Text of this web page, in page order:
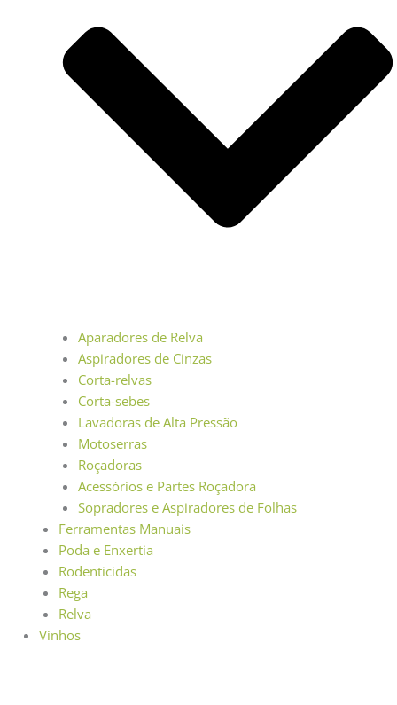
Aparadores de Relva
Aspiradores de Cinzas
Corta-relvas
Corta-sebes
Lavadoras de Alta Pressão
Motoserras
Roçadoras
Acessórios e Partes Roçadora
Sopradores e Aspiradores de Folhas
Ferramentas Manuais
Poda e Enxertia
Rodenticidas
Rega
Relva
Vinhos